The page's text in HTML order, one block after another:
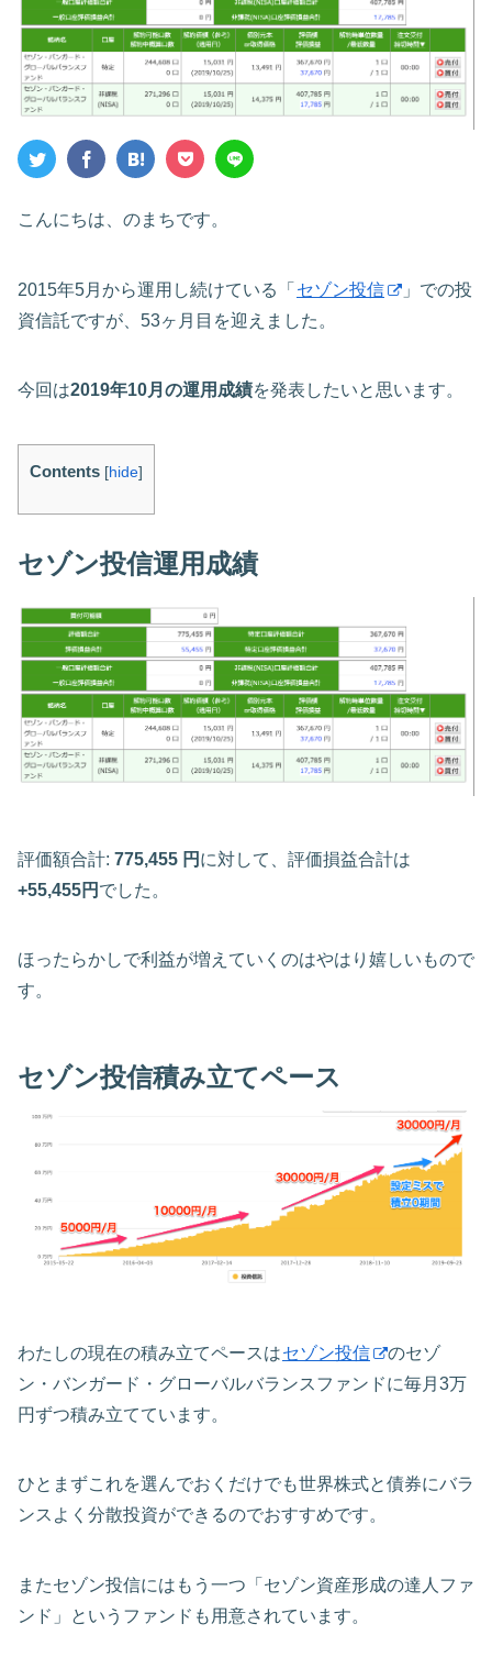
こんにちは、のまちです。
2015年5月から運用し続けている「 セゾン投信
」での投
資信託ですが、53ヶ月目を迎えました。
今回は2019年10月の運用成績を発表したいと思います。
Contents [hide]
セゾン投信運用成績
評価額合計: 775,455 円 に対して、評価損益合計は
+55,455円 でした。
ほったらかしで利益が増えていくのはやはり嬉しいもので
す。
セゾン投信積み立てペース
わたしの現在の積み立てペースはセゾン投信
のセゾ
ン・バンガード・グローバルバランスファンドに毎月3万
円ずつ積み立てています。
ひとまずこれを選んでおくだけでも世界株式と債券にバラ
ンスよく分散投資ができるのでおすすめです。
またセゾン投信にはもう一つ「セゾン資産形成の達人ファ
ンド」というファンドも用意されています。